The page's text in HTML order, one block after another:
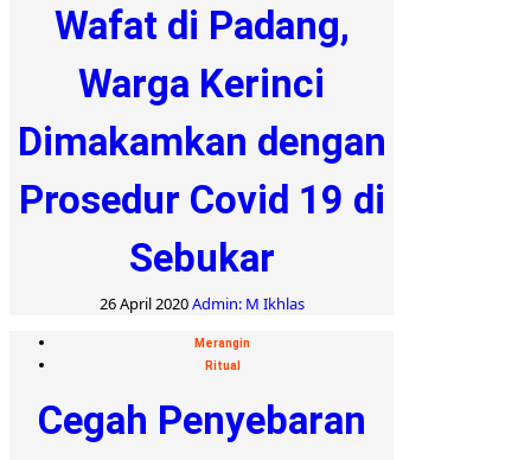
Wafat di Padang,
Warga Kerinci
Dimakamkan dengan
Prosedur Covid 19 di
Sebukar
26 April 2020Admin: M Ikhlas
Merangin
Ritual
Cegah Penyebaran